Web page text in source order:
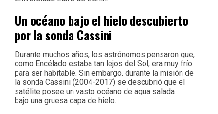
Un océano bajo el hielo descubierto
por la sonda Cassini
Durante muchos años, los astrónomos pensaron que,
como Encélado estaba tan lejos del Sol, era muy frío
para ser habitable. Sin embargo, durante la misión de
la sonda Cassini (2004-2017) se descubrió que el
satélite posee un vasto océano de agua salada
bajo una gruesa capa de hielo.